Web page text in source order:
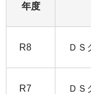
年度
R8 Ｄ
R7 Ｄ